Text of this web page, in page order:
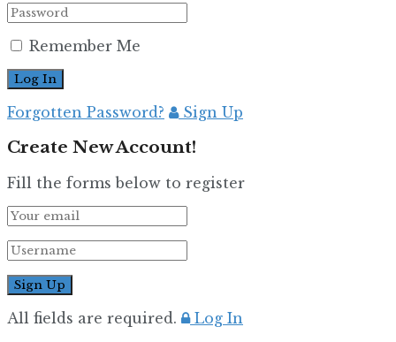
Remember Me
Forgotten Password? Sign Up
Create New Account!
Fill the forms below to register
All fields are required. Log In